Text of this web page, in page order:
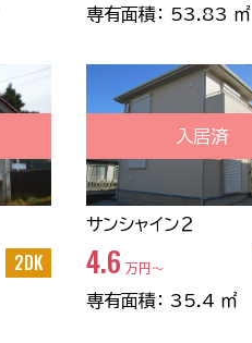
専有面積： 53.83 ㎡
2DK
入居済
サンシャイン２
4.6 万円〜
専有面積： 35.4 ㎡